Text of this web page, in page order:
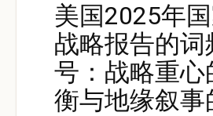
美国2025年
战略报告的词
号：战略重心
衡与地缘叙事